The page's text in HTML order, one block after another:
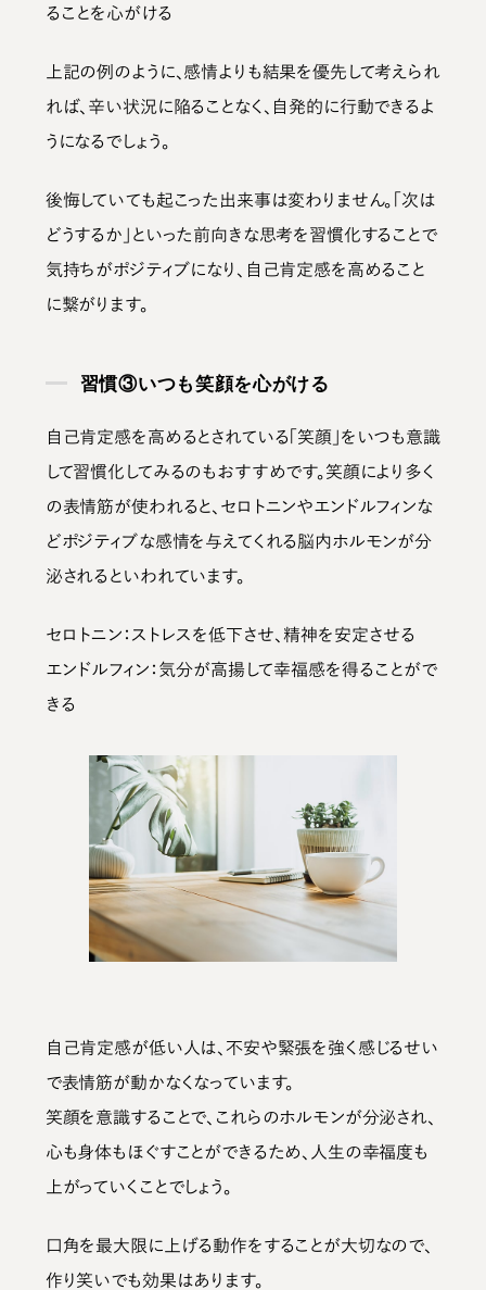
ることを心がける
上記の例のように、 感情よりも結果を優先 して考えられ
れば、辛い状況に陥ることなく、自発的に行動できるよ
うになるでしょう。
後悔していても起こった出来事は変わりません。「次は
どうするか」といった前向きな思考を習慣化することで
気持ちがポジティブになり、自己肯定感を高めること
に繋がります。
習慣③いつも笑顔を心がける
自己肯定感を高めるとされている「笑顔」をいつも意識
して習慣化してみるのもおすすめです。笑顔により多く
の表情筋が使われると、 セロトニンやエンドルフィンな
どポジティブな感情を与えてくれる脳内ホルモンが分
泌される といわれています。
セロトニン：ストレスを低下させ、精神を安定させる
エンドルフィン：気分が高揚して幸福感を得ることがで
きる
自己肯定感が低い人は、不安や緊張を強く感じるせい
で表情筋が動かなくなっています。
笑顔を意識することで、これらのホルモンが分泌され、
心も身体もほぐすことができるため、人生の幸福度も
上がっていくことでしょう。
口角を最大限に上げる動作をすることが大切なので、
作り笑いでも効果はあります。